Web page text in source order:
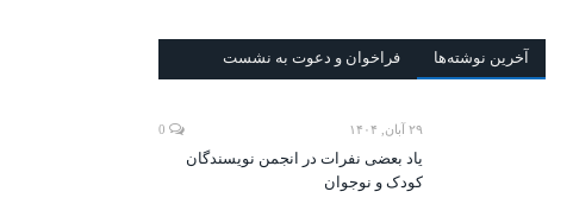
آخرين‌ نوشته‌ها فراخوان و دعوت به نشست
۲۹ آبان, ۱۴۰۴
یاد بعضی نفرات در انجمن نویسندگان
کودک و نوجوان